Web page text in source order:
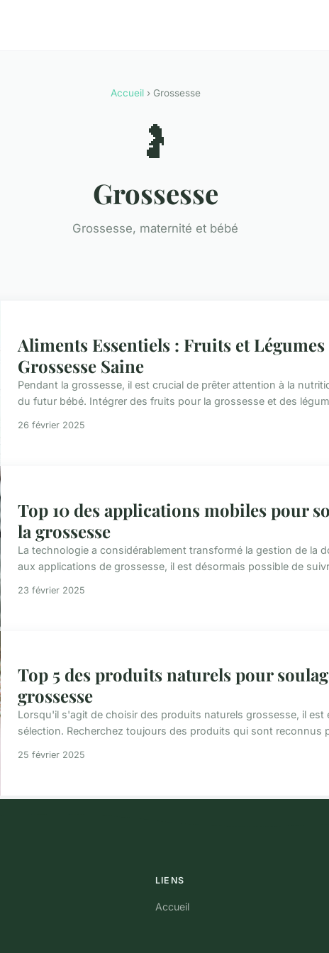
Accueil› Grossesse
🤰
Grossesse
Grossesse, maternité et bébé
Aliments Essentiels : Fruits et
Grossesse Saine
Pendant la grossesse, il est crucial de prêter attention à la
du futur bébé. Intégrer des fruits pour la grossesse et des
26 février 2025
Top 10 des applications mobiles pour
la grossesse
La technologie a considérablement transformé la gestion de la
aux applications de grossesse, il est désormais possible de
23 février 2025
Top 5 des produits naturels pour
grossesse
Lorsqu'il s'agit de choisir des produits naturels grossesse, il
sélection. Recherchez toujours des produits qui sont reconnus
25 février 2025
LIENS
Accueil